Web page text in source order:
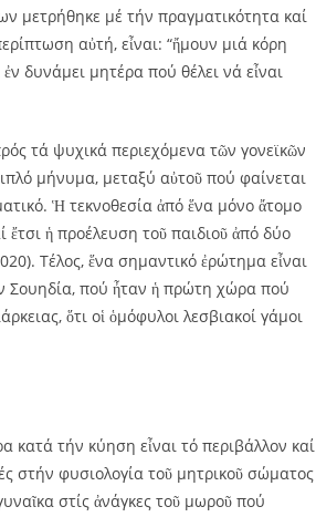
μετρήθηκε μέ τήν πραγματικότητα καί
αὐτή, εἶναι: “ἤμουν μιά κόρη
δυνάμει μητέρα πού θέλει νά εἶναι
τά ψυχικά περιεχόμενα τῶν γονεϊκῶν
μήνυμα, μεταξύ αὐτοῦ πού φαίνεται
Ἡ τεκνοθεσία ἀπό ἕνα μόνο ἄτομο
ἔτσι ἡ προέλευση τοῦ παιδιοῦ ἀπό δύο
Τέλος, ἕνα σημαντικό ἐρώτημα εἶναι
Σουηδία, πού ἦταν ἡ πρώτη χώρα πού
ὅτι οἱ ὁμόφυλοι λεσβιακοί γάμοι
κατά τήν κύηση εἶναι τό περιβάλλον καί
στήν φυσιολογία τοῦ μητρικοῦ σώματος
στίς ἀνάγκες τοῦ μωροῦ πού